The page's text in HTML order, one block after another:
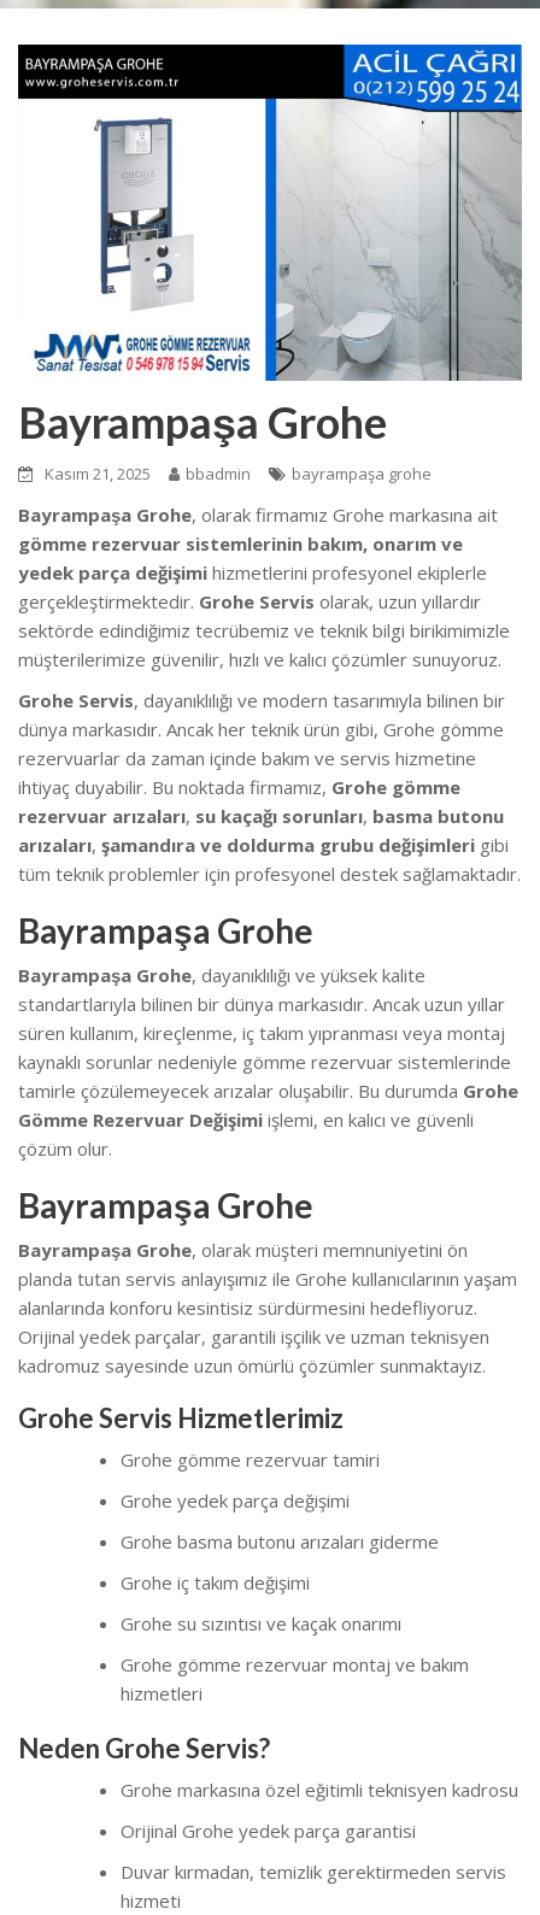
Bayrampaşa Grohe
Kasım 21, 2025 bbadmin bayrampaşa grohe
Bayrampaşa Grohe, olarak firmamız Grohe markasına ait
gömme rezervuar sistemlerinin bakım, onarım ve
yedek parça değişimi hizmetlerini profesyonel ekiplerle
gerçekleştirmektedir. Grohe Servis olarak, uzun yıllardır
sektörde edindiğimiz tecrübemiz ve teknik bilgi birikimimizle
müşterilerimize güvenilir, hızlı ve kalıcı çözümler sunuyoruz.
Grohe Servis, dayanıklılığı ve modern tasarımıyla bilinen bir
dünya markasıdır. Ancak her teknik ürün gibi, Grohe gömme
rezervuarlar da zaman içinde bakım ve servis hizmetine
ihtiyaç duyabilir. Bu noktada firmamız, Grohe gömme
rezervuar arızaları, su kaçağı sorunları, basma butonu
arızaları, şamandıra ve doldurma grubu değişimleri gibi
tüm teknik problemler için profesyonel destek sağlamaktadır.
Bayrampaşa Grohe
Bayrampaşa Grohe, dayanıklılığı ve yüksek kalite
standartlarıyla bilinen bir dünya markasıdır. Ancak uzun yıllar
süren kullanım, kireçlenme, iç takım yıpranması veya montaj
kaynaklı sorunlar nedeniyle gömme rezervuar sistemlerinde
tamirle çözülemeyecek arızalar oluşabilir. Bu durumda Grohe
Gömme Rezervuar Değişimi işlemi, en kalıcı ve güvenli
çözüm olur.
Bayrampaşa Grohe
Bayrampaşa Grohe, olarak müşteri memnuniyetini ön
planda tutan servis anlayışımız ile Grohe kullanıcılarının yaşam
alanlarında konforu kesintisiz sürdürmesini hedefliyoruz.
Orijinal yedek parçalar, garantili işçilik ve uzman teknisyen
kadromuz sayesinde uzun ömürlü çözümler sunmaktayız.
Grohe Servis Hizmetlerimiz
Grohe gömme rezervuar tamiri
Grohe yedek parça değişimi
Grohe basma butonu arızaları giderme
Grohe iç takım değişimi
Grohe su sızıntısı ve kaçak onarımı
Grohe gömme rezervuar montaj ve bakım
hizmetleri
Neden Grohe Servis?
Grohe markasına özel eğitimli teknisyen kadrosu
Orijinal Grohe yedek parça garantisi
Duvar kırmadan, temizlik gerektirmeden servis
hizmeti